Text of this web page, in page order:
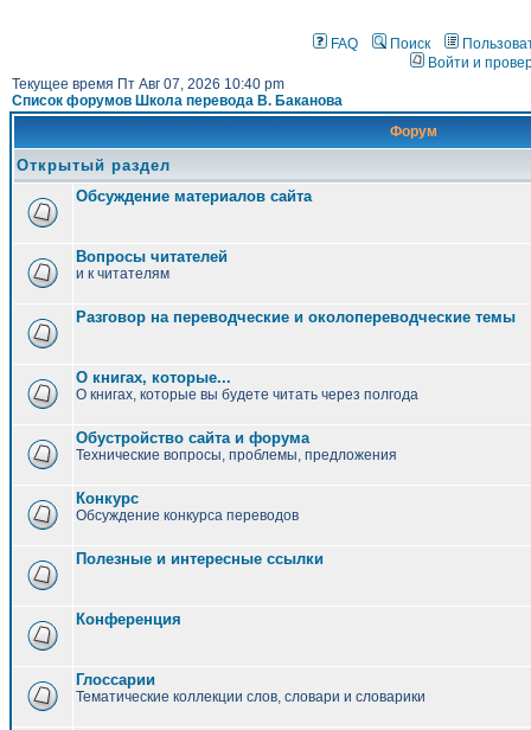
FAQ Поиск
Войти и
Текущее время Пт Авг 07, 2026 10:40 pm
Список форумов Школа перевода В. Баканова
Форум
Открытый раздел
Обсуждение материалов сайта
Вопросы читателей
и к читателям
Разговор на переводческие и околопереводческие темы
О книгах, которые...
О книгах, которые вы будете читать через полгода
Обустройство сайта и форума
Технические вопросы, проблемы, предложения
Конкурс
Обсуждение конкурса переводов
Полезные и интересные ссылки
Конференция
Глоссарии
Тематические коллекции слов, словари и словарики